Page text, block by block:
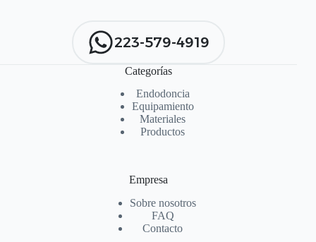
223-579-4919
Categorías
Endodoncia
Equipamiento
Materiales
Productos
Empresa
Sobre nosotros
FAQ
Contacto